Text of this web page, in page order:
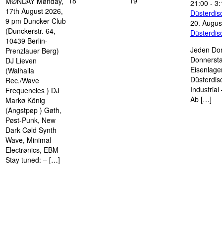
17th August 2026,
9 pm Duncker Club
(Dunckerstr. 64,
10439 Berlin-
Prenzlauer Berg)
DJ Lieven
(Walhalla
Rec./Wave
Frequencies ) DJ
Markø König
(Angstpøp ) Gøth,
Pøst-Punk, New
Dark Cøld Synth
Wave, Minimal
Electrønics, EBM
Stay tuned: – […]
21:00 -
20.
Jeden
Industrial
Ab […]